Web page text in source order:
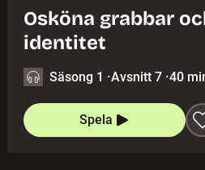
Osköna grabbar
identitet
Säsong 1 ·Avsnitt 7 ·40
Spela